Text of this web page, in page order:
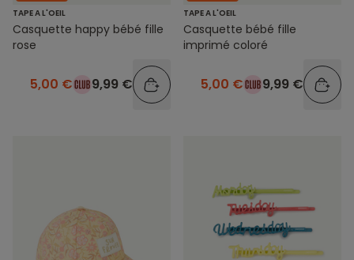
TAPE A L'OEIL
Casquette happy bébé fille
rose
5,00 € 9,99 €
TAPE A L'OEIL
Casquette bébé fille
imprimé coloré
5,00 € 9,99 €